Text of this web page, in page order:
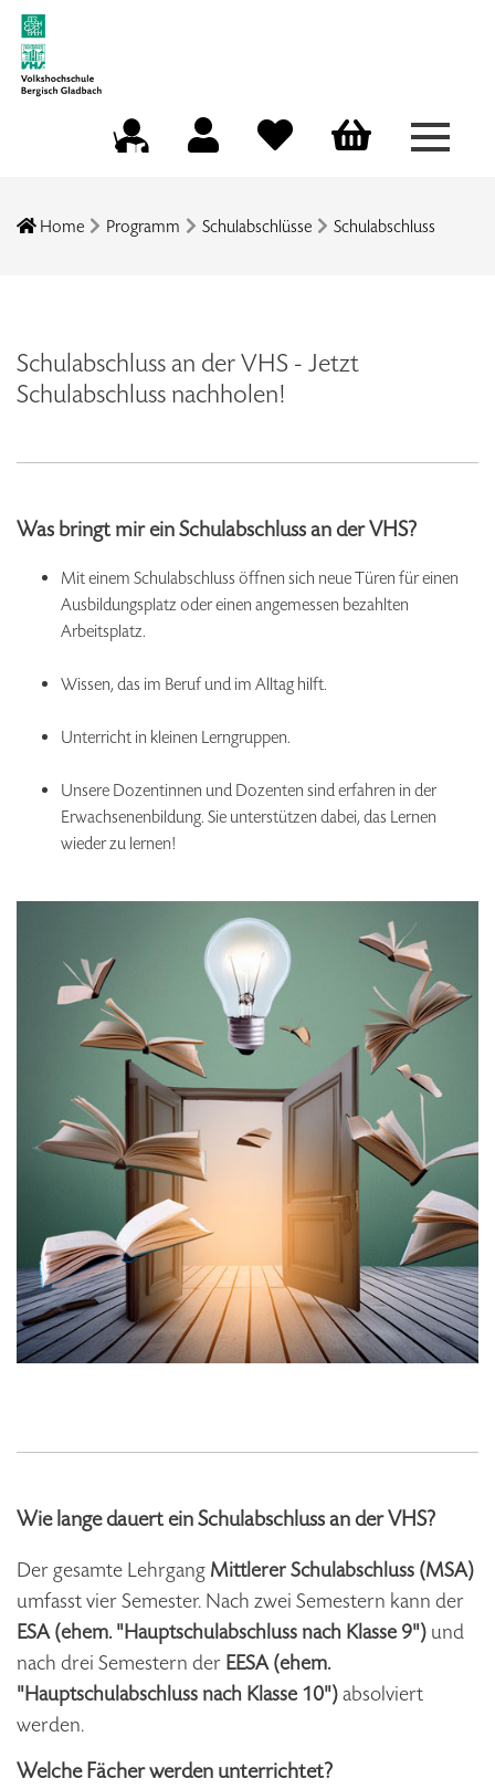
Menü
Home Programm Schulabschlüsse Schulabschluss
Schulabschluss an der VHS - Jetzt
Schulabschluss nachholen!
Was bringt mir ein Schulabschluss an der VHS?
Mit einem Schulabschluss öffnen sich neue Türen für einen
Ausbildungsplatz oder einen angemessen bezahlten
Arbeitsplatz.
Wissen, das im Beruf und im Alltag hilft.
Unterricht in kleinen Lerngruppen.
Unsere Dozentinnen und Dozenten sind erfahren in der
Erwachsenenbildung. Sie unterstützen dabei, das Lernen
wieder zu lernen!
Wie lange dauert ein Schulabschluss an der VHS?
Der gesamte Lehrgang Mittlerer Schulabschluss (MSA)
umfasst vier Semester. Nach zwei Semestern kann der
ESA (ehem. "Hauptschulabschluss nach Klasse 9") und
nach drei Semestern der EESA (ehem.
"Hauptschulabschluss nach Klasse 10")absolviert
werden.
Welche Fächer werden unterrichtet?